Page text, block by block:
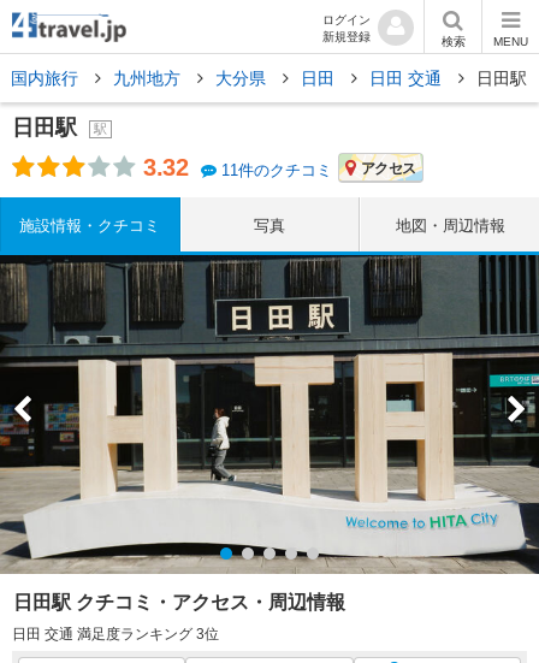
ログイン
新規登録
検索 MENU
国内旅行 九州地方 大分県 日田 日田 交通 日田駅
日田駅 駅
3.32 11件のクチコミ アクセス
施設情報・クチコミ 写真 地図・周辺情報
日田駅 クチコミ・アクセス・周辺情報
日田 交通 満足度ランキング 3位